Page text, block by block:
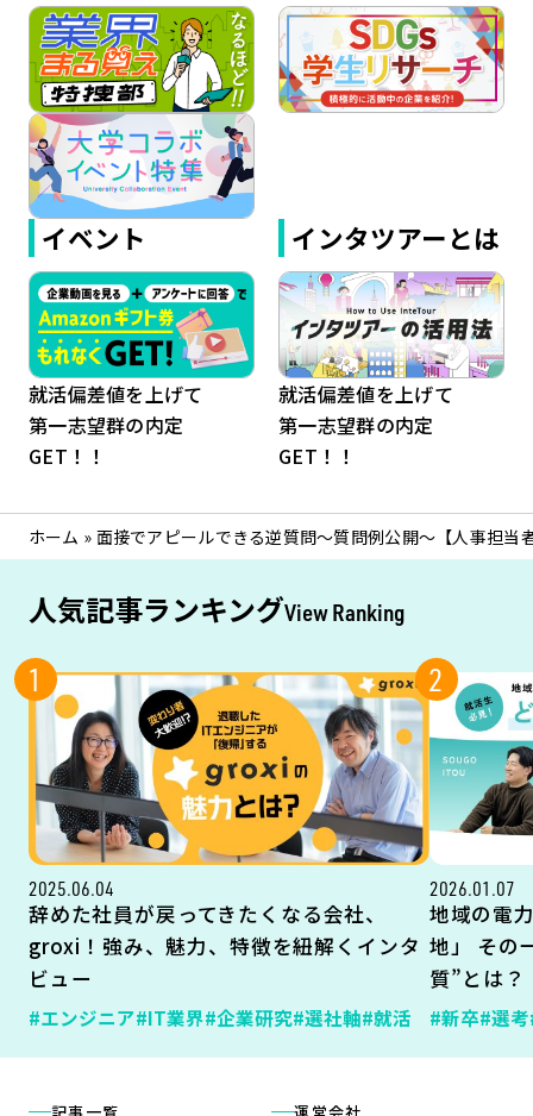
イベント
就活偏差値を上げて
第一志望群の内定
GET！！
インタツアーとは
就活偏差値を上げて
第一志望群の内定
GET！！
ホーム » 面接でアピールできる逆質問～質問例公開～【人事担当
人気記事ランキングView Ranking
1
2025.06.04
辞めた社員が戻ってきたくなる会社、
groxi！強み、魅力、特徴を紐解くインタ
ビュー
#エンジニア#IT業界#企業研究#選社軸#就活
2
2026.01.07
地域の電
地」 その
質”とは？
#新卒#選考